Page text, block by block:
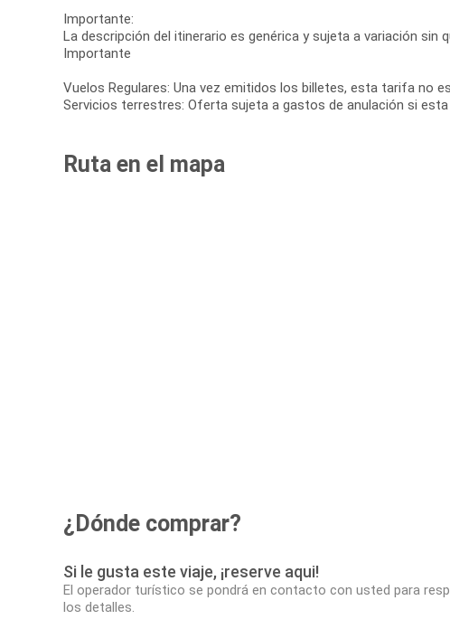
Importante:
La descripción del itinerario es genérica y sujeta a variación sin
Importante
Vuelos Regulares: Una vez emitidos los billetes, esta tarifa no
Servicios terrestres: Oferta sujeta a gastos de anulación si
Ruta en el mapa
¿Dónde comprar?
Si le gusta este viaje, ¡reserve aqui!
El operador turístico se pondrá en contacto con usted para
los detalles.